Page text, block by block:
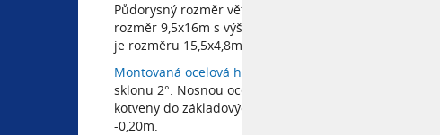
Půdorysný rozměr větší části haly je 11x30m a výškou
rozměr 9,5x16m s výškou atiky +4,1m. Lemující
je rozměru 15,5x4,8m.
Montovaná ocelová hala
sklonu 2°. Nosnou ocelovou konstrukci tvoří rámy z
kotveny do základových patek kloubově pomocí
-0,20m.